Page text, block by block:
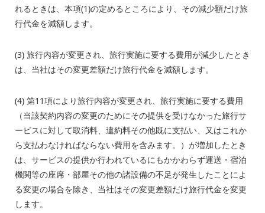
れるときは、本項(1)の定めるところにより、その減少額だけ旅
行代金を減額します。
(3) 旅行内容が変更され、旅行実施に要する費用が減少したとき
は、当社はその変更差額だけ旅行代金を減額します。
(4) 第11項により旅行内容が変更され、旅行実施に要する費用
（当該契約内容の変更のためにその提供を受けなかった旅行サ
ービスに対して取消料、違約料その他既に支払い、又はこれか
ら支払わなければならない費用を含みます。）が増加したとき
は、サービスの提供か行われているにもかかわらず運送・宿泊
機関等の座席・部屋その他の諸設備の不足が発生したことによ
る変更の場合を除き、当社はその変更差額だけ旅行代金を変更
します。